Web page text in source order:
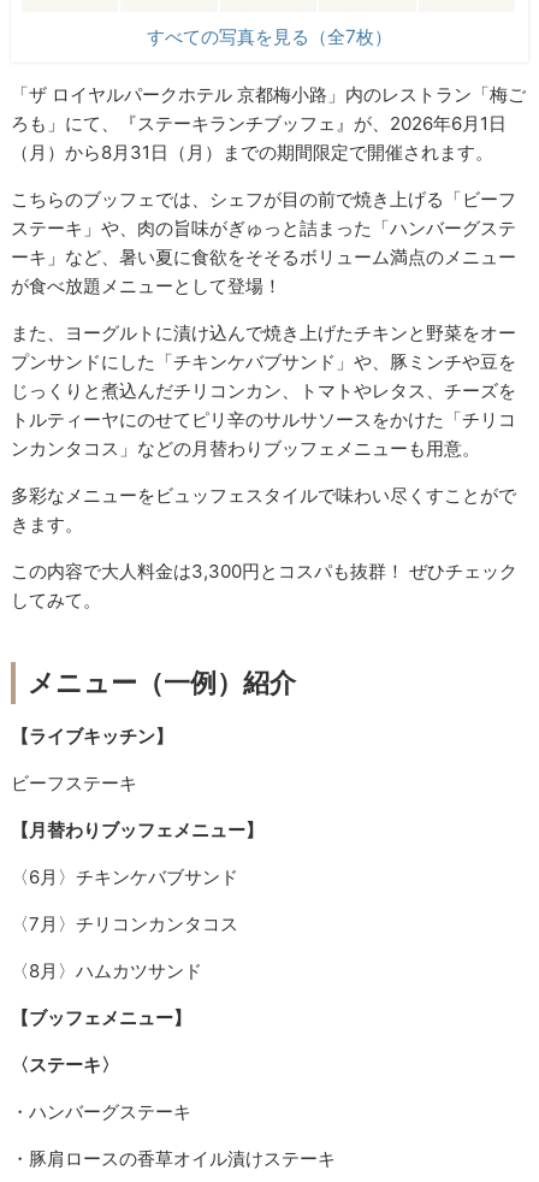
すべての写真を見る（全7枚）
「ザ ロイヤルパークホテル 京都梅小路」内のレストラン「梅ご
ろも」にて、『ステーキランチブッフェ』が、2026年6月1日
（月）から8月31日（月）までの期間限定で開催されます。
こちらのブッフェでは、シェフが目の前で焼き上げる「ビーフ
ステーキ」や、肉の旨味がぎゅっと詰まった「ハンバーグステ
ーキ」など、暑い夏に食欲をそそるボリューム満点のメニュー
が食べ放題メニューとして登場！
また、ヨーグルトに漬け込んで焼き上げたチキンと野菜をオー
プンサンドにした「チキンケバブサンド」や、豚ミンチや豆を
じっくりと煮込んだチリコンカン、トマトやレタス、チーズを
トルティーヤにのせてピリ辛のサルサソースをかけた「チリコ
ンカンタコス」などの月替わりブッフェメニューも用意。
多彩なメニューをビュッフェスタイルで味わい尽くすことがで
きます。
この内容で大人料金は3,300円とコスパも抜群！ ぜひチェック
してみて。
メニュー（一例）紹介
【ライブキッチン】
ビーフステーキ
【月替わりブッフェメニュー】
〈6月〉チキンケバブサンド
〈7月〉チリコンカンタコス
〈8月〉ハムカツサンド
【ブッフェメニュー】
〈ステーキ〉
・ハンバーグステーキ
・豚肩ロースの香草オイル漬けステーキ